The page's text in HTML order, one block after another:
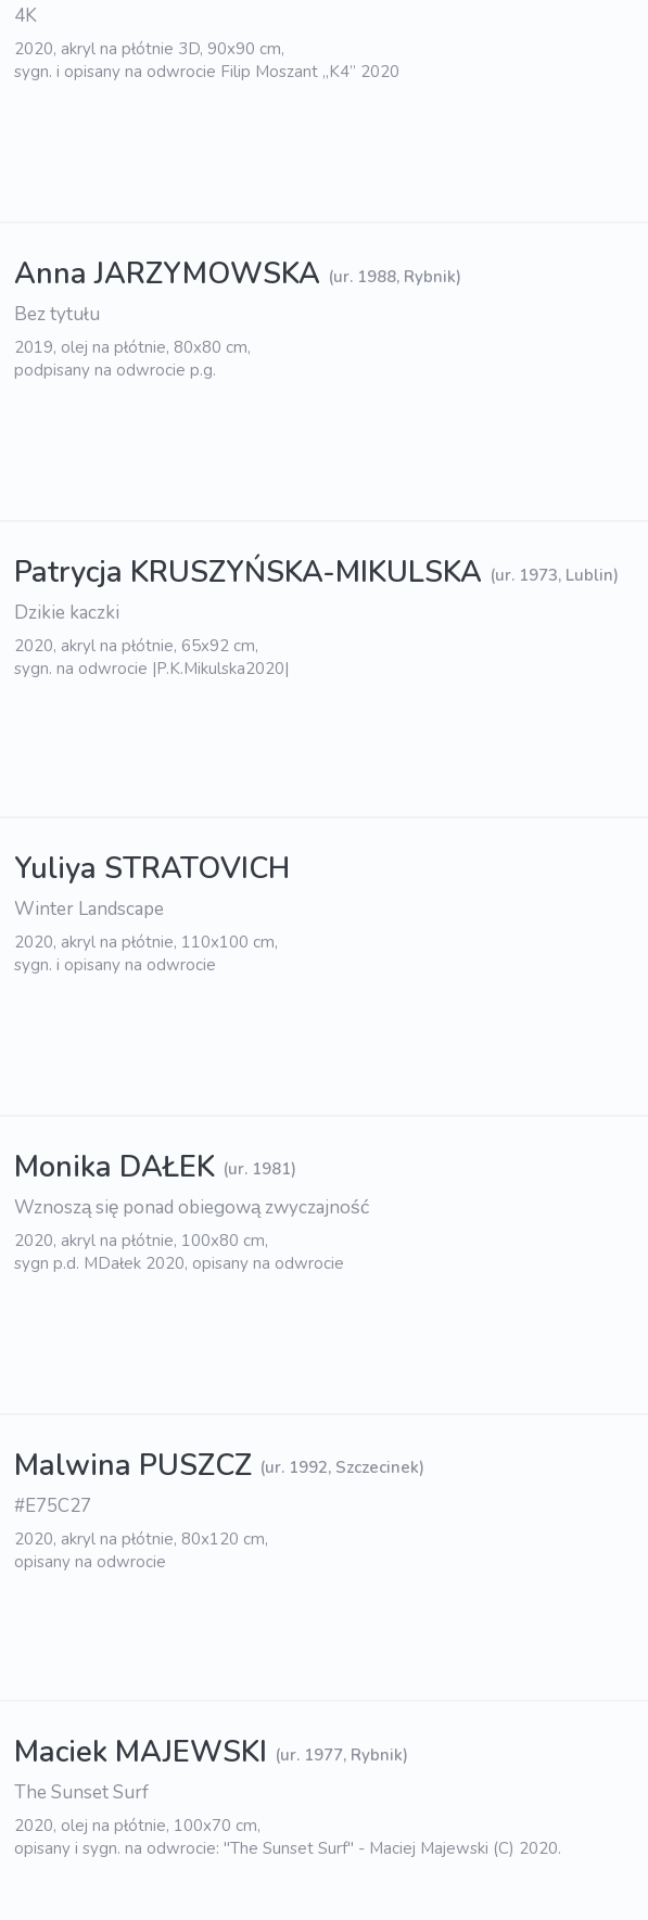
4K
2020, akryl na płótnie 3D, 90x90 cm,
sygn. i opisany na odwrocie Filip Moszant „K4” 2020
Anna JARZYMOWSKA (ur. 1988, Rybnik)
Bez tytułu
2019, olej na płótnie, 80x80 cm,
podpisany na odwrocie p.g.
Patrycja KRUSZYŃSKA-MIKULSKA (ur. 1973, Lublin)
Dzikie kaczki
2020, akryl na płótnie, 65x92 cm,
sygn. na odwrocie |P.K.Mikulska2020|
Yuliya STRATOVICH
Winter Landscape
2020, akryl na płótnie, 110x100 cm,
sygn. i opisany na odwrocie
Monika DAŁEK (ur. 1981)
Wznoszą się ponad obiegową zwyczajność
2020, akryl na płótnie, 100x80 cm,
sygn p.d. MDałek 2020, opisany na odwrocie
Malwina PUSZCZ (ur. 1992, Szczecinek)
#E75C27
2020, akryl na płótnie, 80x120 cm,
opisany na odwrocie
Maciek MAJEWSKI (ur. 1977, Rybnik)
The Sunset Surf
2020, olej na płótnie, 100x70 cm,
opisany i sygn. na odwrocie: "The Sunset Surf" - Maciej Majewski (C) 2020.